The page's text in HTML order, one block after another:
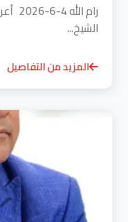
الشيخ...
المزيد من التفاصيل